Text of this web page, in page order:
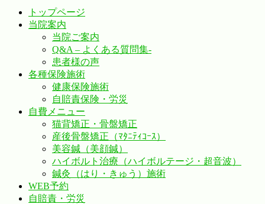
トップページ
当院案内
当院ご案内
Q&A – よくある質問集-
患者様の声
各種保険施術
健康保険施術
自賠責保険・労災
自費メニュー
猫背矯正・骨盤矯正
産後骨盤矯正（ﾏﾀﾆﾃｨｺｰｽ）
美容鍼（美顔鍼）
ハイボルト治療（ハイボルテージ・超音波）
鍼灸（はり・きゅう）施術
WEB予約
自賠責・労災